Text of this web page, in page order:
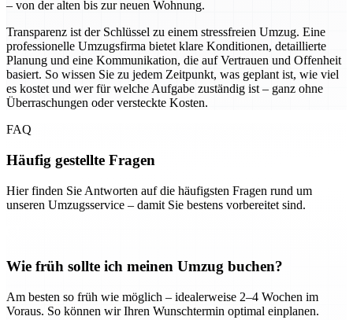
– von der alten bis zur neuen Wohnung.
Transparenz ist der Schlüssel zu einem stressfreien Umzug. Eine
professionelle Umzugsfirma bietet klare Konditionen, detaillierte
Planung und eine Kommunikation, die auf Vertrauen und Offenheit
basiert. So wissen Sie zu jedem Zeitpunkt, was geplant ist, wie viel
es kostet und wer für welche Aufgabe zuständig ist – ganz ohne
Überraschungen oder versteckte Kosten.
FAQ
Häufig gestellte Fragen
Hier finden Sie Antworten auf die häufigsten Fragen rund um
unseren Umzugsservice – damit Sie bestens vorbereitet sind.
Wie früh sollte ich meinen Umzug buchen?
Am besten so früh wie möglich – idealerweise 2–4 Wochen im
Voraus. So können wir Ihren Wunschtermin optimal einplanen.